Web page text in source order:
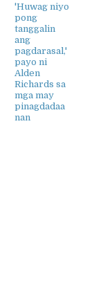
'Huwag niyo
pong
tanggalin
ang
pagdarasal,'
payo ni
Alden
Richards sa
mga may
pinagdadaa
nan